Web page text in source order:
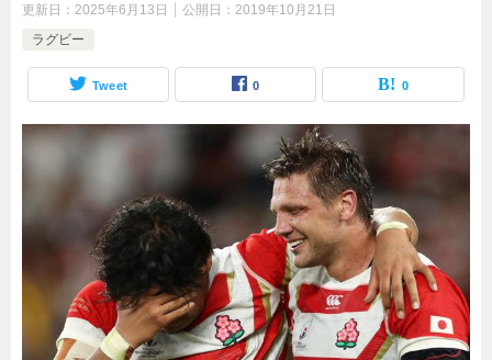
更新日： 2025年6月13日 公開日： 2019年10月21日
ラグビー
Tweet 0 0